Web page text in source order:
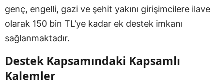
genç, engelli, gazi ve şehit yakını girişimcilere ilave
olarak 150 bin TL’ye kadar ek destek imkanı
sağlanmaktadır.
Destek Kapsamındaki Kapsamlı
Kalemler